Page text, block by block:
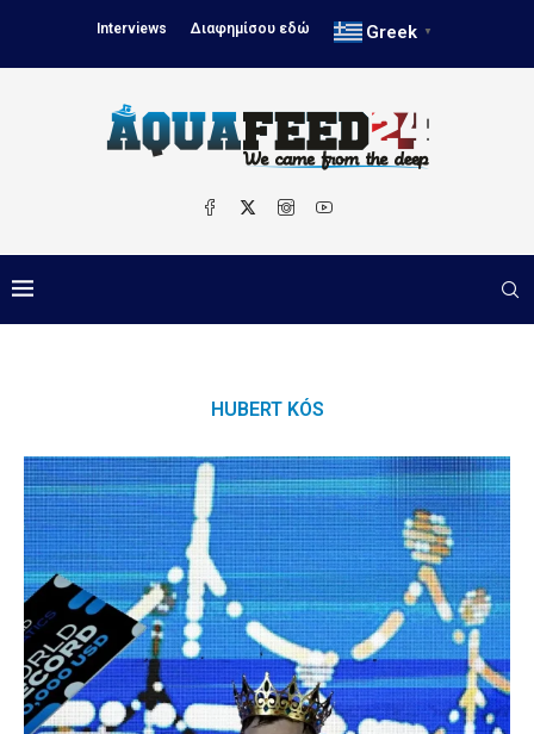
Interviews Διαφημίσου εδώ Greek ▼
HUBERT KÓS